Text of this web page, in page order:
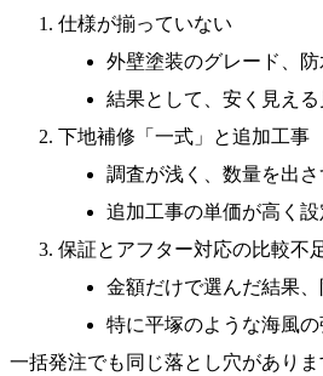
仕様が揃っていない
外壁塗装のグレード、
結果として、安く見え
下地補修「一式」と追加工事
調査が浅く、数量を出
追加工事の単価が高く
保証とアフター対応の比較不
金額だけで選んだ結果
特に平塚のような海風
一括発注でも同じ落とし穴があり